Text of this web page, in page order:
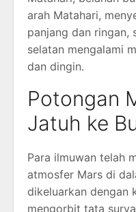
arah Matahari,
panjang dan ringan,
selatan mengalami
dan dingin.
Potongan
Jatuh ke
Para ilmuwan telah
atmosfer Mars di
dikeluarkan dengan
mengorbit tata